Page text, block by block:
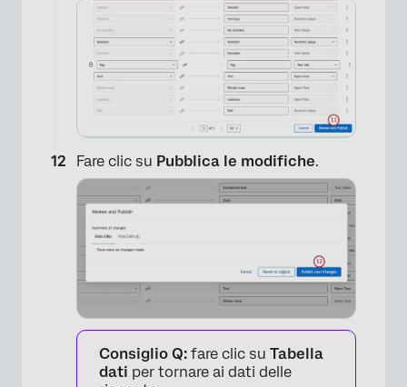
×
Fare clic su Pubblica le modifiche.
Consiglio Q: fare clic su Tabella
dati per tornare ai dati delle